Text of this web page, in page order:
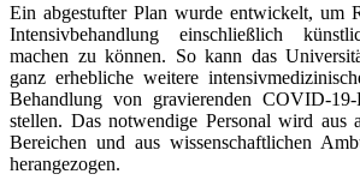
Ein abgestufter Plan wurde entwickelt, um
Intensivbehandlung einschließlich
machen zu können. So kann das
ganz erhebliche weitere
Behandlung von gravierenden COVID-
stellen. Das notwendige Personal wird aus
Bereichen und aus wissenschaftlichen
herangezogen.